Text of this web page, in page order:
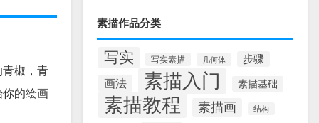
青椒，青
你的绘画
素描作品分类
写实 写实素描 几何体 步骤
画法 素描入门 素描基础
素描教程 素描画 结构